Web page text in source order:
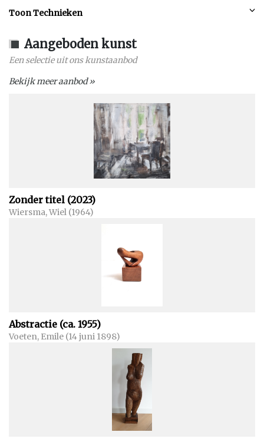
Toon Technieken
Aangeboden kunst
Een selectie uit ons kunstaanbod
Bekijk meer aanbod »
Zonder titel (2023)
Wiersma, Wiel (1964)
Abstractie (ca. 1955)
Voeten, Emile (14 juni 1898)